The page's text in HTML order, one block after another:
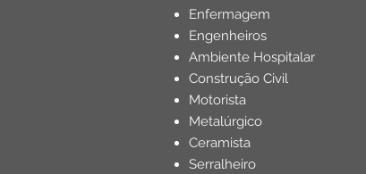
Enfermagem
Engenheiros
Ambiente Hospitalar
Construção Civil
Motorista
Metalúrgico
Ceramista
Serralheiro